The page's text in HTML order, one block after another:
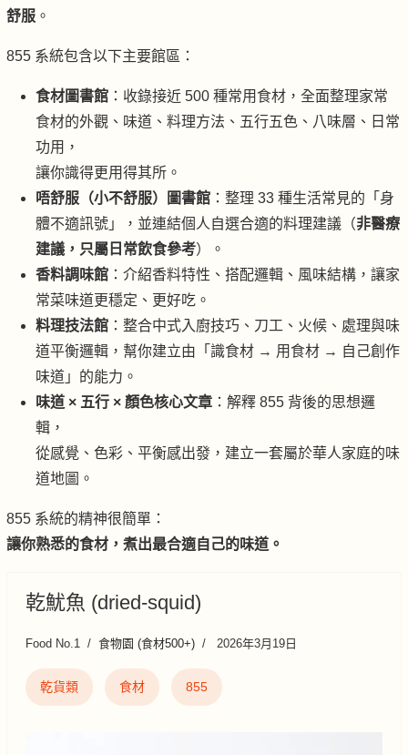
舒服 。
855 系統包含以下主要館區：
食材圖書館 ：收錄接近 500 種常用食材，全面整理家常
食材的外觀、味道、料理方法、五行五色、八味層、日常
功用，
讓你識得更用得其所。
唔舒服（小不舒服）圖書館 ：整理 33 種生活常見的「身
體不適訊號」，並連結個人自選合適的料理建議（非醫療
建議，只屬日常飲食參考）。
香料調味館 ：介紹香料特性、搭配邏輯、風味結構，讓家
常菜味道更穩定、更好吃。
料理技法館 ：整合中式入廚技巧、刀工、火候、處理與味
道平衡邏輯，幫你建立由「識食材 → 用食材 → 自己創作
味道」的能力。
味道 × 五行 × 顏色核心文章 ：解釋 855 背後的思想邏
輯，
從感覺、色彩、平衡感出發，建立一套屬於華人家庭的味
道地圖。
855 系統的精神很簡單：
讓你熟悉的食材，煮出最合適自己的味道。
乾魷魚 (dried-squid)
Food No.1 食物園 (食材500+) 2026年3月19日
乾貨類 食材 855